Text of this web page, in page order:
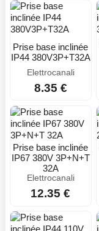
Prise base inclinée
IP44 380V3P+T32A
Elettrocanali
8.35 €
Prise base inclinée
IP67 380V 3P+N+T
32A
Elettrocanali
12.35 €